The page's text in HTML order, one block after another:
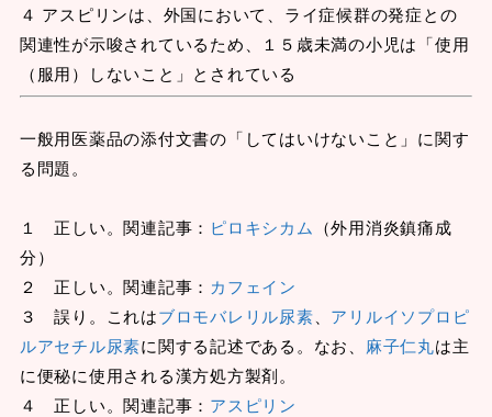
４ アスピリンは、外国において、ライ症候群の発症との
関連性が示唆されているため、１５歳未満の小児は「使用
（服用）しないこと」とされている
一般用医薬品の添付文書の「してはいけないこと」に関す
る問題。
１ 正しい。関連記事： ピロキシカム （外用消炎鎮痛成
分）
２ 正しい。関連記事： カフェイン
３ 誤り。これはブロモバレリル尿素
アリルイソプロピ
ルアセチル尿素に関する記述である。なお、 麻子仁丸は主
に便秘に使用される漢方処方製剤。
４ 正しい。関連記事： アスピリン